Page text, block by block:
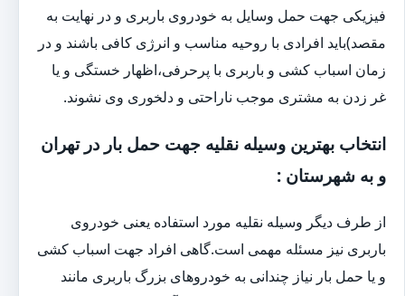
فیزیکی جهت حمل وسایل به خودروی باربری و در نهایت به
مقصد)باید افرادی با روحیه مناسب و انرژی کافی باشند و در
زمان اسباب کشی و باربری با پرحرفی،اظهار خستگی و یا
غر زدن به مشتری موجب ناراحتی و دلخوری وی نشوند.
انتخاب بهترین وسیله نقلیه جهت حمل بار در تهران
و به شهرستان :
از طرف دیگر وسیله نقلیه مورد استفاده یعنی خودروی
باربری نیز مسئله مهمی است.گاهی افراد جهت اسباب کشی
و یا حمل بار نیاز چندانی به خودروهای بزرگ باربری مانند